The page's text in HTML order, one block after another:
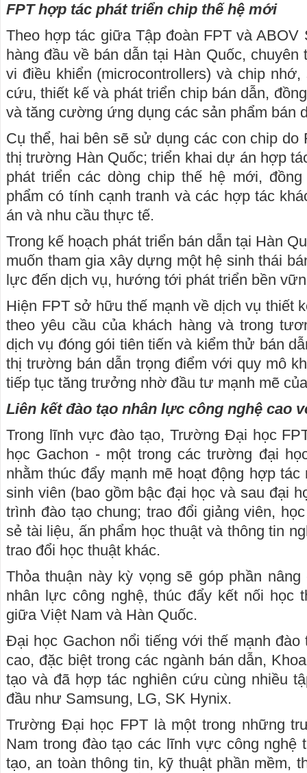
FPT hợp tác phát triển chip thế hệ mới
Theo hợp tác giữa Tập đoàn FPT và ABOV
hàng đầu về bán dẫn tại Hàn Quốc, chuyên
vi điều khiển (microcontrollers) và chip
cứu, thiết kế và phát triển chip bán dẫn,
và tăng cường ứng dụng các sản phẩm bán
Cụ thể, hai bên sẽ sử dụng các con chip do
thị trường Hàn Quốc; triển khai dự án hợp
phát triển các dòng chip thế hệ mới,
phẩm có tính cạnh tranh và các hợp tác
án và nhu cầu thực tế.
Trong kế hoạch phát triển bán dẫn tại Hàn
muốn tham gia xây dựng một hệ sinh thái
lực đến dịch vụ, hướng tới phát triển bền
Hiện FPT sở hữu thế mạnh về dịch vụ thiết
theo yêu cầu của khách hàng và trong
dịch vụ đóng gói tiên tiến và kiểm thử bán
thị trường bán dẫn trọng điểm với quy mô
tiếp tục tăng trưởng nhờ đầu tư mạnh mẽ
Liên kết đào tạo nhân lực công nghệ cao
Trong lĩnh vực đào tạo, Trường Đại học
học Gachon - một trong các trường đại
nhằm thúc đẩy mạnh mẽ hoạt động hợp
sinh viên (bao gồm bậc đại học và sau đại
trình đào tạo chung; trao đổi giảng viên,
sẻ tài liệu, ấn phẩm học thuật và thông tin
trao đổi học thuật khác.
Thỏa thuận này kỳ vọng sẽ góp phần
nhân lực công nghệ, thúc đẩy kết nối học
giữa Việt Nam và Hàn Quốc.
Đại học Gachon nổi tiếng với thế mạnh đào
cao, đặc biệt trong các ngành bán dẫn,
tạo và đã hợp tác nghiên cứu cùng nhiều
đầu như Samsung, LG, SK Hynix.
Trường Đại học FPT là một trong những
Nam trong đào tạo các lĩnh vực công nghệ
tạo, an toàn thông tin, kỹ thuật phần mềm,